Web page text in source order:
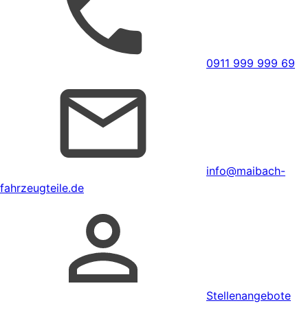
0911 999 999 69
info@maibach-
fahrzeugteile.de
Stellenangebote